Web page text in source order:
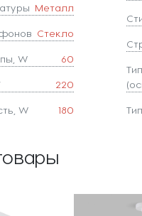
Металл
Стекло
W 60
220
W 180